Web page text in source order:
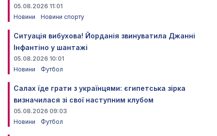
05.08.2026 11:01
Новини
Новини спорту
Ситуація вибухова! Йорданія звинуватила Джанні
Інфантіно у шантажі
05.08.2026 10:01
Новини
Футбол
Салах їде грати з українцями: єгипетська зірка
визначилася зі свої наступним клубом
05.08.2026 09:03
Новини
Футбол